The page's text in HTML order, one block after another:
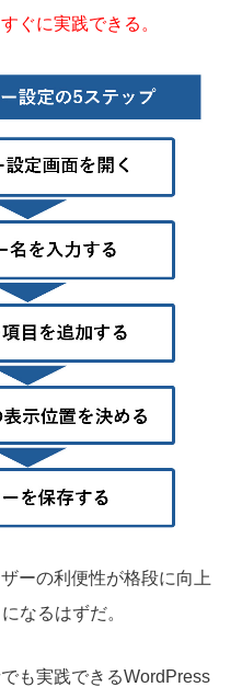
ぐに実践できる。
ーの利便性が格段に向上
なるはずだ。
も実践できるWordPress